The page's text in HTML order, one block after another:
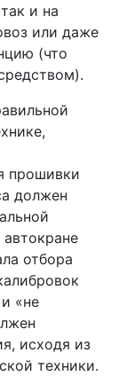
и на
или даже
(что
прошивки
должен
отбора
«не
исходя из
техники.